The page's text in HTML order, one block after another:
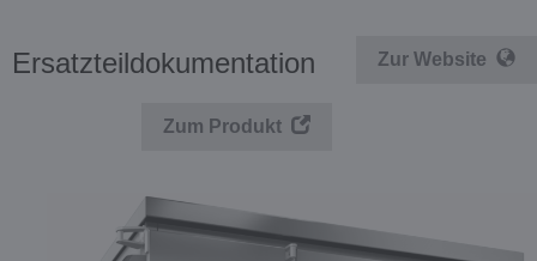
Ersatzteildokumentation Zur Website
Zum Produkt